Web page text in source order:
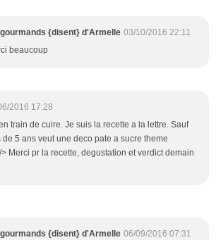
{disent} d'Armelle 03/10/2016 22:11
beaucoup
2016 17:28
train de cuire. Je suis la recette a la lettre. Sauf
de 5 ans veut une deco pate a sucre theme
Merci pr la recette, degustation et verdict demain
{disent} d'Armelle 06/09/2016 07:31